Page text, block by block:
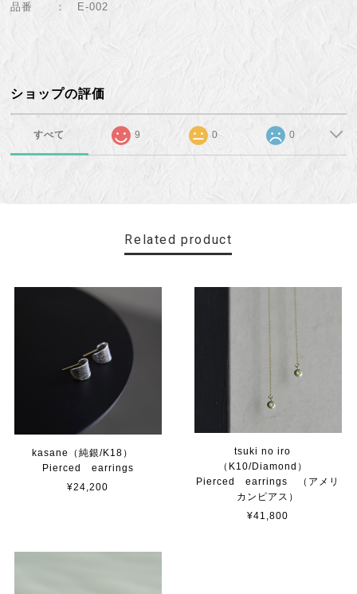
品番 ： E-002
ショップの評価
すべて 9 0 0
Related product
kasane（純銀/K18）
Pierced earrings
¥24,200
tsuki no iro
（K10/Diamond）
Pierced earrings （アメリ
カンピアス）
¥41,800